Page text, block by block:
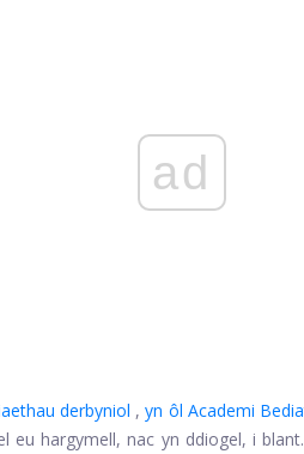
ad
derbyniol , yn ôl Academi
eu hargymell, nac yn ddiogel, i